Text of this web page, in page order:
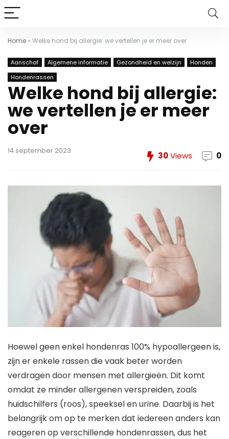
Home » Welke hond bij allergie: we vertellen je er meer over
Aanschaf Algemene informatie Gezondheid en welzijn
Honden
Hondenrassen
Welke hond bij allergie:
we vertellen je er meer
over
14 september 2023 30Views 0
Hoewel geen enkel hondenras 100% hypoallergeen is,
zijn er enkele rassen die vaak beter worden
verdragen door mensen met allergieën. Dit komt
omdat ze minder allergenen verspreiden, zoals
huidschilfers (roos), speeksel en urine. Daarbij is het
belangrijk om op te merken dat iedereen anders kan
reageren op verschillende hondenrassen, dus het